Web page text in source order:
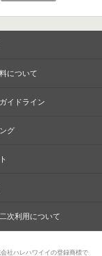
について
イドライン
グ
次利用について
社ハレハワイイの登録商標で